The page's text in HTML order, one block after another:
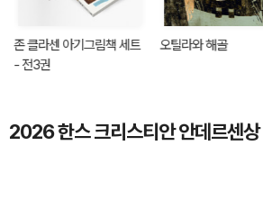
존 클라센 아기그림책 세트
- 전3권
오틸라와 해골
2026 한스 크리스티안 안데르센상